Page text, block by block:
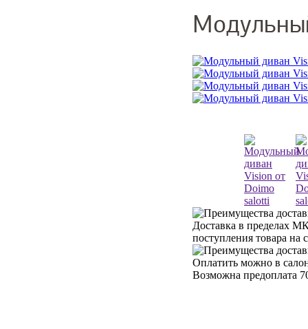
Доставка в пределах
поступления товара на
Оплатить можно в
Возможна предоплата